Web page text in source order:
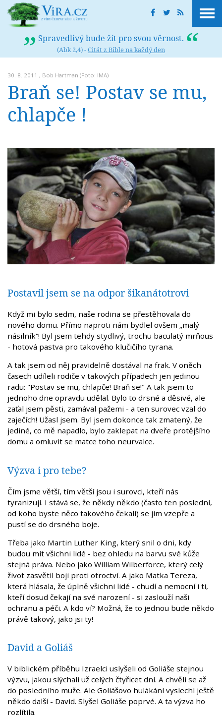
Spravedlivý bude žít pro svou věrnost.
(Abk 2,4) -Citát z Bible na každý den
30. 8. 2011 , Bob Hartman (Foto: IMA)
Braň se! Postav se mu,
chlapče !
Postavil jsem se na odpor šikanátotrovi
Když mi bylo sedm, naše rodina se přestěhovala do
nového domu. Přímo naproti nám bydlel ovšem „malý
násilník“! Byl jsem tehdy stydlivý, trochu baculatý mrňous
- hotová pastva pro takového klučičího tyrana.
A tak jsem od něj pravidelně dostával na frak. V oněch
časech udíleli rodiče v takových případech jen jedinou
radu: "Postav se mu, chlapče! Braň se!" A tak jsem to
jednoho dne opravdu udělal. Bylo to drsné a děsivé, ale
zaťal jsem pěsti, zamával pažemi - a ten surovec vzal do
zaječích! Užasl jsem. Byl jsem dokonce tak zmatený, že
jediné, co mě napadlo, bylo zaklepat na dveře protějšího
domu a omluvit se matce toho neurvalce.
Výzva i pro tebe?
Čím jsme větší, tím větší jsou i surovci, kteří nás
tyranizují. I stává se, že někdy někdo (často ten poslední,
od koho byste něco takového čekali) se jim vzepře a
pustí se do drsného boje.
Třeba jako Martin Luther King, který snil o dni, kdy
budou mít všichni lidé - bez ohledu na barvu své kůže
stejná práva. Nebo jako William Wilberforce, který celý
život zasvětil boji proti otroctví. A jako Matka Tereza,
která hlásala, že úplně všichni lidé - chudí a nemocní i ti,
kteří dosud čekají na své narození - si zaslouží naši
ochranu a péči. A kdo ví? Možná, že to jednou bude někdo
právě takový, jako jsi ty!
David a Goliáš
V biblickém příběhu Izraelci uslyšeli od Goliáše stejnou
výzvu, jakou slýchali už celých čtyřicet dní. A chvěli se až
do posledního muže. Ale Goliášovo hulákání vyslechl ještě
někdo další - David. Slyšel Goliáše poprvé. A ta výzva ho
rozlítila.